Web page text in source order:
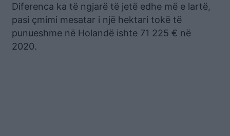
Diferenca ka të ngjarë të jetë edhe më e lartë,
pasi çmimi mesatar i një hektari tokë të
punueshme në Holandë ishte 71 225 € në
2020.